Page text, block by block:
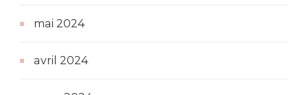
mai 2024
avril 2024